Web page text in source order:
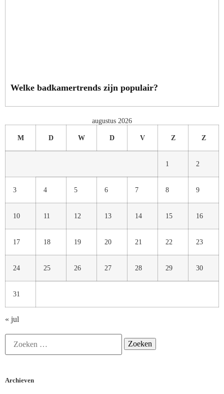
Welke badkamertrends zijn populair?
augustus 2026
M D W D V Z Z
1 2
3 4 5 6 7 8 9
10 11 12 13 14 15 16
17 18 19 20 21 22 23
24 25 26 27 28 29 30
31
« jul
Archieven